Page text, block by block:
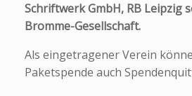
Schriftwerk GmbH, RB Leipzig
Bromme-Gesellschaft.
Als eingetragener Verein
Paketspende auch